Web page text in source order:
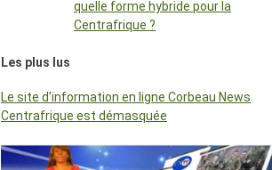
quelle forme hybride pour la
Centrafrique ?
Les plus lus
Le site d’information en ligne Corbeau News
Centrafrique est démasquée